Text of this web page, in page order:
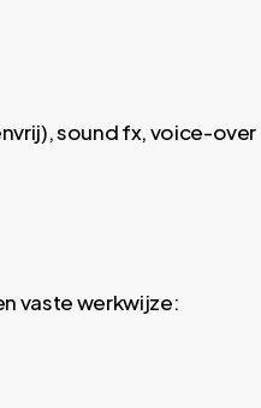
sound fx, voice-over
vaste werkwijze: